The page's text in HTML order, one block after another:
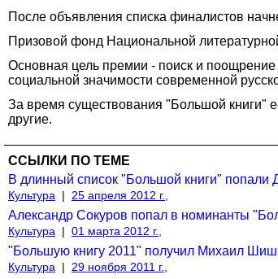
После объявления списка финалистов
Призовой фонд Национальной
Основная цель премии - поиск и
социальной значимости современной
За время существования "Большой книги"
другие.
ССЫЛКИ ПО ТЕМЕ
В длинный список "Большой книги"
Культура | 25 апреля 2012 г.,
Александр Сокуров попал в номинанты
Культура | 01 марта 2012 г.,
"Большую книгу 2011" получил Михаил
Культура | 29 ноября 2011 г.,